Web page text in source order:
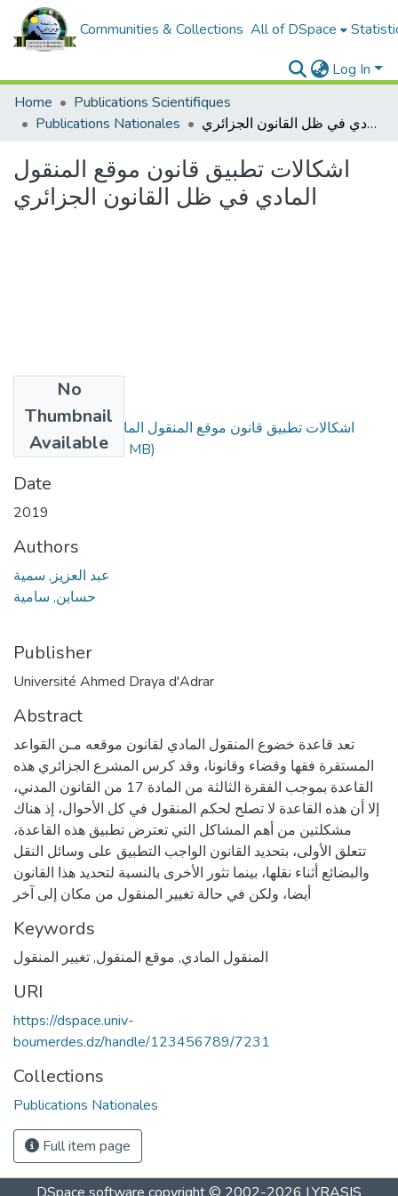
Communities & Collections All of DSpace
Log In
Home
Publications Scientifiques
Publications Nationales
اشكالات تطبيق قانون موقع المنقول المادي في ظل القانون الجزائري
اشكالات تطبيق قانون موقع المنقول
المادي في ظل القانون الجزائري
No
Thumbnail
Available
اشكالات تطبيق قانون موقع المنقول المادي في ظل القانون
الجزائري.pdf(1.09 MB)
Date
2019
Authors
عبد العزيز, سمية
حساين, سامية
Publisher
Université Ahmed Draya d'Adrar
Abstract
تعد قاعدة خضوع المنقول المادي لقانون موقعه مـن القواعد
المستقرة فقها وقضاء وقانونا، وقد كرس المشرع الجزائري هذه
القاعدة بموجب الفقرة الثالثة من المادة 17 من القانون المدني،
إلا أن هذه القاعدة لا تصلح لحكم المنقول في كل الأحوال، إذ هناك
مشكلتين من أهم المشاكل التي تعترض تطبيق هذه القاعدة،
تتعلق الأولى، بتحديد القانون الواجب التطبيق على وسائل النقل
والبضائع أثناء نقلها، بينما تثور الأخرى بالنسبة لتحديد هذا القانون
أيضا، ولكن في حالة تغيير المنقول من مكان إلى آخر
Keywords
المنقول المادي, موقع المنقول,تغيير المنقول
URI
https://dspace.univ-
boumerdes.dz/handle/123456789/7231
Collections
Publications Nationales
Full item page